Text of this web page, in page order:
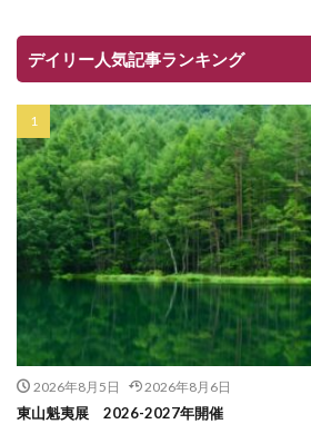
デイリー人気記事ランキング
2026年8月5日 2026年8月6日
東山魁夷展 2026-2027年開催